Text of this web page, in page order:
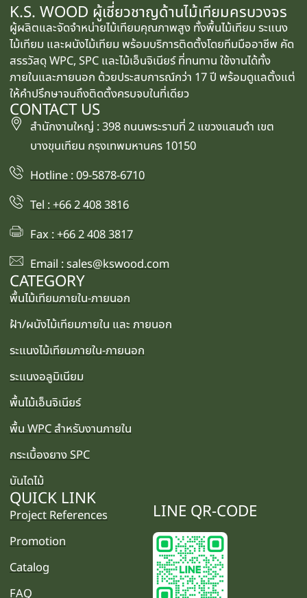
K.S. WOOD ผู้เชี่ยวชาญด้านไม้เทียมครบวงจร
ผู้ผลิตและจัดจำหน่ายไม้เทียมคุณภาพสูง ทั้งพื้นไม้เทียม ระแนง
ไม้เทียม และผนังไม้เทียม พร้อมบริการติดตั้งโดยทีมมืออาชีพ คัด
สรรวัสดุ WPC, SPC และไม้เอ็นจิเนียร์ ที่ทนทาน ใช้งานได้ทั้ง
ภายในและภายนอก ด้วยประสบการณ์กว่า 17 ปี พร้อมดูแลตั้งแต่
ให้คำปรึกษาจนถึงติดตั้งครบจบในที่เดียว
CONTACT US
สำนักงานใหญ่ : 398 ถนนพระรามที่ 2 แขวงแสมดำ เขต
บางขุนเทียน กรุงเทพมหานคร 10150
Hotline : 09-5878-6710
Tel : +66 2 408 3816
Fax : +66 2 408 3817
Email : sales@kswood.com
CATEGORY
พื้นไม้เทียมภายใน-ภายนอก
ฝ้า/ผนังไม้เทียมภายใน และ ภายนอก
ระแนงไม้เทียมภายใน-ภายนอก
ระแนงอลูมิเนียม
พื้นไม้เอ็นจิเนียร์
พื้น WPC สำหรับงานภายใน
กระเบื้องยาง SPC
บันไดไม้
QUICK LINK
Project References
Promotion
Catalog
FAQ
LINE QR-CODE